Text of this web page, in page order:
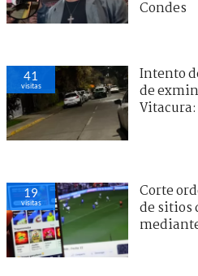
Condes
41
visitas
Intento
de
19
visitas
Corte
de sitios